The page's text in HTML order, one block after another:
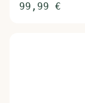
99,99 €